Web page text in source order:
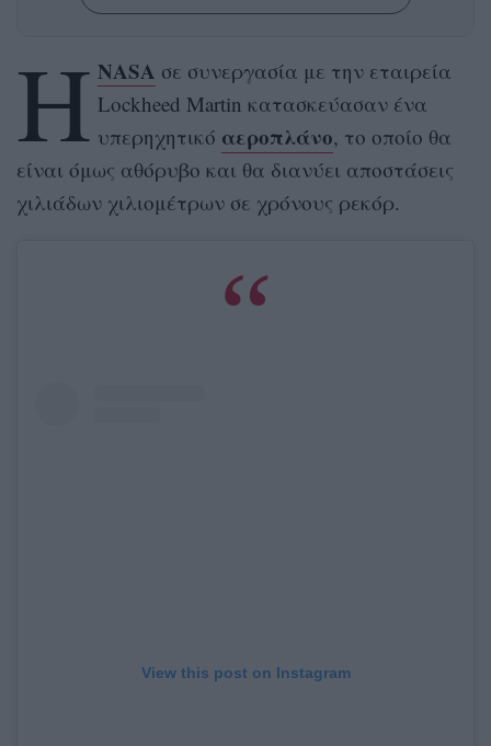
Η NASA σε συνεργασία με την εταιρεία
Lockheed Martin κατασκεύασαν ένα
υπερηχητικό αεροπλάνο, το οποίο θα
είναι όμως αθόρυβο και θα διανύει αποστάσεις
χιλιάδων χιλιομέτρων σε χρόνους ρεκόρ.
View this post on Instagram